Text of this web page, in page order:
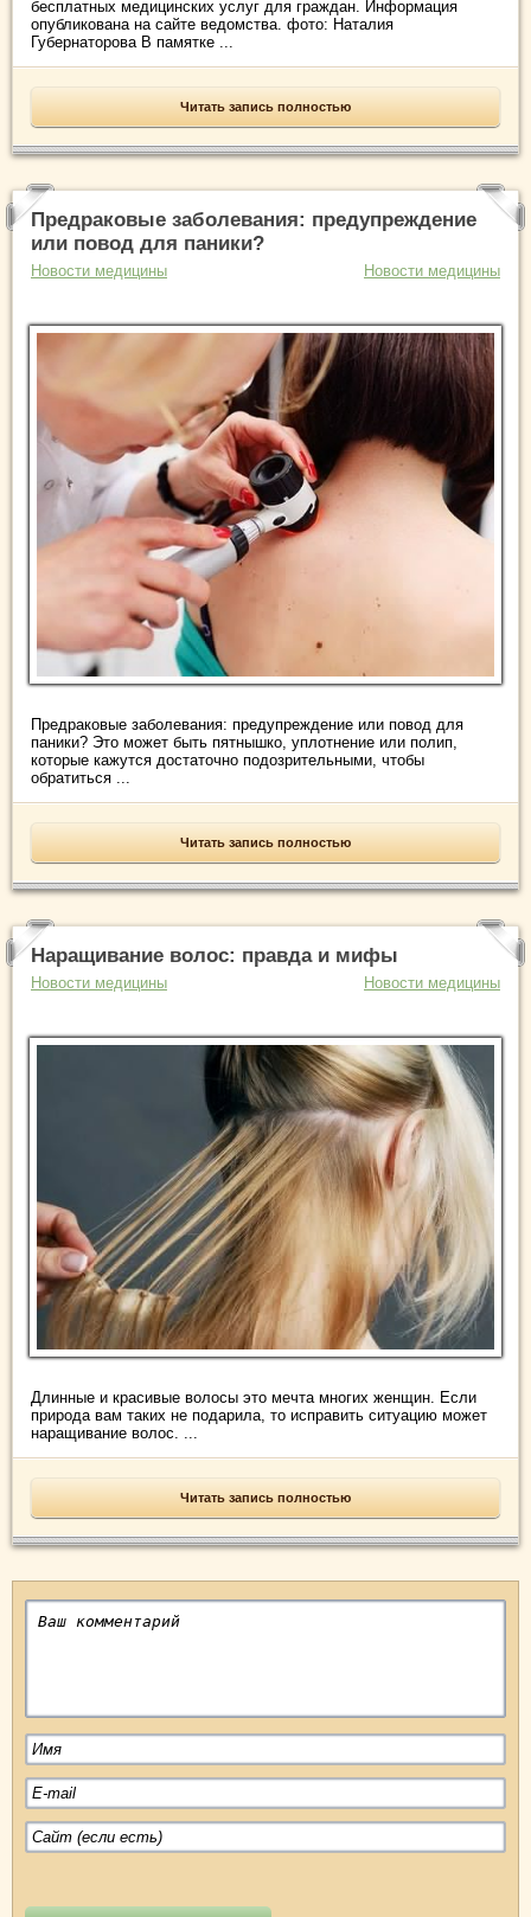
бесплатных медицинских услуг для граждан. Информация
опубликована на сайте ведомства. фото: Наталия
Губернаторова В памятке ...
Читать запись полностью
Предраковые заболевания: предупреждение
или повод для паники?
Новости медицины Новости медицины
Предраковые заболевания: предупреждение или повод для
паники? Это может быть пятнышко, уплотнение или полип,
которые кажутся достаточно подозрительными, чтобы
обратиться ...
Читать запись полностью
Наращивание волос: правда и мифы
Новости медицины Новости медицины
Длинные и красивые волосы это мечта многих женщин. Если
природа вам таких не подарила, то исправить ситуацию может
наращивание волос. ...
Читать запись полностью